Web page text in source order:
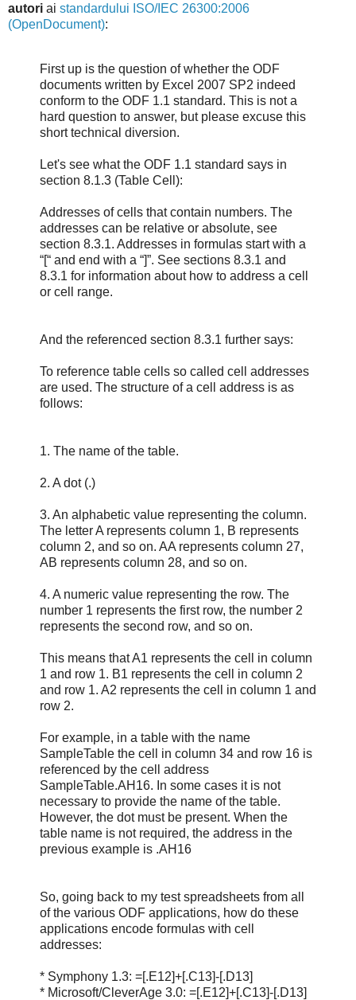
autori ai standardului ISO/IEC 26300:2006
(OpenDocument):
First up is the question of whether the ODF
documents written by Excel 2007 SP2 indeed
conform to the ODF 1.1 standard. This is not a
hard question to answer, but please excuse this
short technical diversion.
Let's see what the ODF 1.1 standard says in
section 8.1.3 (Table Cell):
Addresses of cells that contain numbers. The
addresses can be relative or absolute, see
section 8.3.1. Addresses in formulas start with a
“[“ and end with a “]”. See sections 8.3.1 and
8.3.1 for information about how to address a cell
or cell range.
And the referenced section 8.3.1 further says:
To reference table cells so called cell addresses
are used. The structure of a cell address is as
follows:
1. The name of the table.
2. A dot (.)
3. An alphabetic value representing the column.
The letter A represents column 1, B represents
column 2, and so on. AA represents column 27,
AB represents column 28, and so on.
4. A numeric value representing the row. The
number 1 represents the first row, the number 2
represents the second row, and so on.
This means that A1 represents the cell in column
1 and row 1. B1 represents the cell in column 2
and row 1. A2 represents the cell in column 1 and
row 2.
For example, in a table with the name
SampleTable the cell in column 34 and row 16 is
referenced by the cell address
SampleTable.AH16. In some cases it is not
necessary to provide the name of the table.
However, the dot must be present. When the
table name is not required, the address in the
previous example is .AH16
So, going back to my test spreadsheets from all
of the various ODF applications, how do these
applications encode formulas with cell
addresses:
* Symphony 1.3: =[.E12]+[.C13]-[.D13]
* Microsoft/CleverAge 3.0: =[.E12]+[.C13]-[.D13]